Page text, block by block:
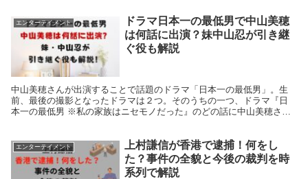
エンターテイメント
ドラマ日本一の最低男で中山美穂
は何話に出演？妹中山忍が引き継
ぐ役も解説
中山美穂さんが出演することで話題のドラマ「日本一の最低男」。生
前、最後の撮影となったドラマは２つ。そのうちの一つ、ドラマ『日
本一の最低男 ※私の家族はニセモノだった』のどの話に中山美穂さん
エンターテイメント
上村謙信が香港で逮捕！何をし
た？事件の全貌と今後の裁判を時
系列で解説